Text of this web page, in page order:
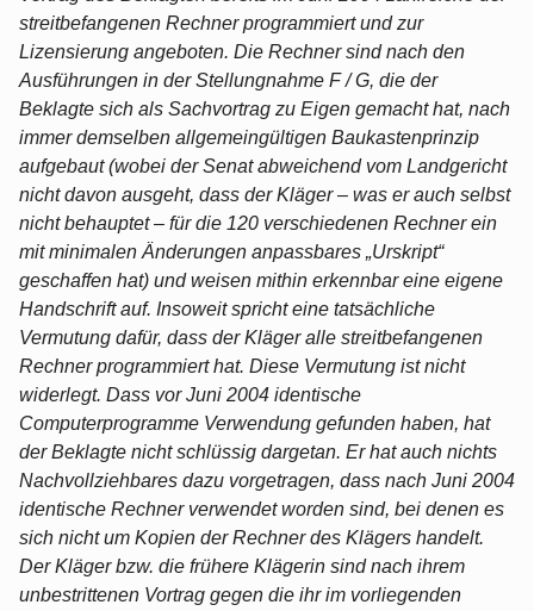
streitbefangenen Rechner programmiert und zur
Lizensierung angeboten. Die Rechner sind nach den
Ausführungen in der Stellungnahme F / G, die der
Beklagte sich als Sachvortrag zu Eigen gemacht hat, nach
immer demselben allgemeingültigen Baukastenprinzip
aufgebaut (wobei der Senat abweichend vom Landgericht
nicht davon ausgeht, dass der Kläger – was er auch selbst
nicht behauptet – für die 120 verschiedenen Rechner ein
mit minimalen Änderungen anpassbares „Urskript“
geschaffen hat) und weisen mithin erkennbar eine eigene
Handschrift auf. Insoweit spricht eine tatsächliche
Vermutung dafür, dass der Kläger alle streitbefangenen
Rechner programmiert hat. Diese Vermutung ist nicht
widerlegt. Dass vor Juni 2004 identische
Computerprogramme Verwendung gefunden haben, hat
der Beklagte nicht schlüssig dargetan. Er hat auch nichts
Nachvollziehbares dazu vorgetragen, dass nach Juni 2004
identische Rechner verwendet worden sind, bei denen es
sich nicht um Kopien der Rechner des Klägers handelt.
Der Kläger bzw. die frühere Klägerin sind nach ihrem
unbestrittenen Vortrag gegen die ihr im vorliegenden